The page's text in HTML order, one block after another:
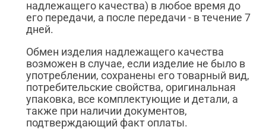
надлежащего качества) в любое время до
его передачи, а после передачи - в течение 7
дней.
Обмен изделия надлежащего качества
возможен в случае, если изделие не было в
употреблении, сохранены его товарный вид,
потребительские свойства, оригинальная
упаковка, все комплектующие и детали, а
также при наличии документов,
подтверждающий факт оплаты.